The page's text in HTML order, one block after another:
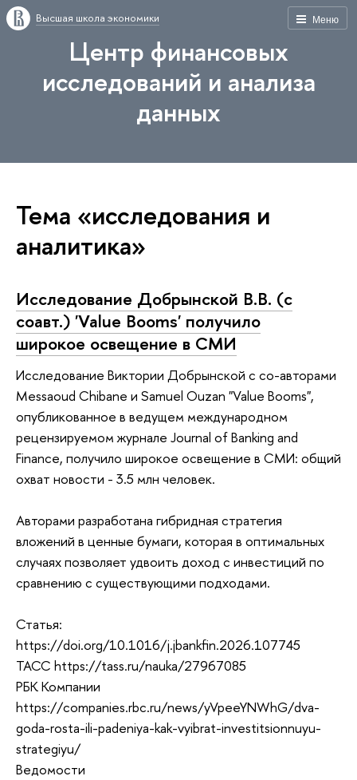
Меню
Высшая школа экономики
Центр финансовых
исследований и анализа
данных
Тема «исследования и
аналитика»
Исследование Добрынской В.В. (с
соавт.) 'Value Booms' получило
широкое освещение в СМИ
Исследование Виктории Добрынской с со-авторами
Messaoud Chibane и Samuel Ouzan "Value Booms",
опубликованное в ведущем международном
рецензируемом журнале Journal of Banking and
Finance, получило широкое освещение в СМИ: общий
охват новости - 3.5 млн человек.
Авторами разработана гибридная стратегия
вложений в ценные бумаги, которая в оптимальных
случаях позволяет удвоить доход с инвестиций по
сравнению с существующими подходами.
Статья:
https://doi.org/10.1016/j.jbankfin.2026.107745
ТАСС https://tass.ru/nauka/27967085
РБК Компании
https://companies.rbc.ru/news/yVpeeYNWhG/dva-
goda-rosta-ili-padeniya-kak-vyibrat-investitsionnuyu-
strategiyu/
Ведомости